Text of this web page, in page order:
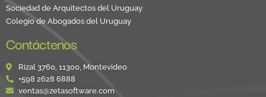
Sociedad de Arquitectos del Uruguay
Colegio de Abogados del Uruguay
Contáctenos
Rizal 3760, 11300, Montevideo
+598 2628 6888
ventas@zetasoftware.com